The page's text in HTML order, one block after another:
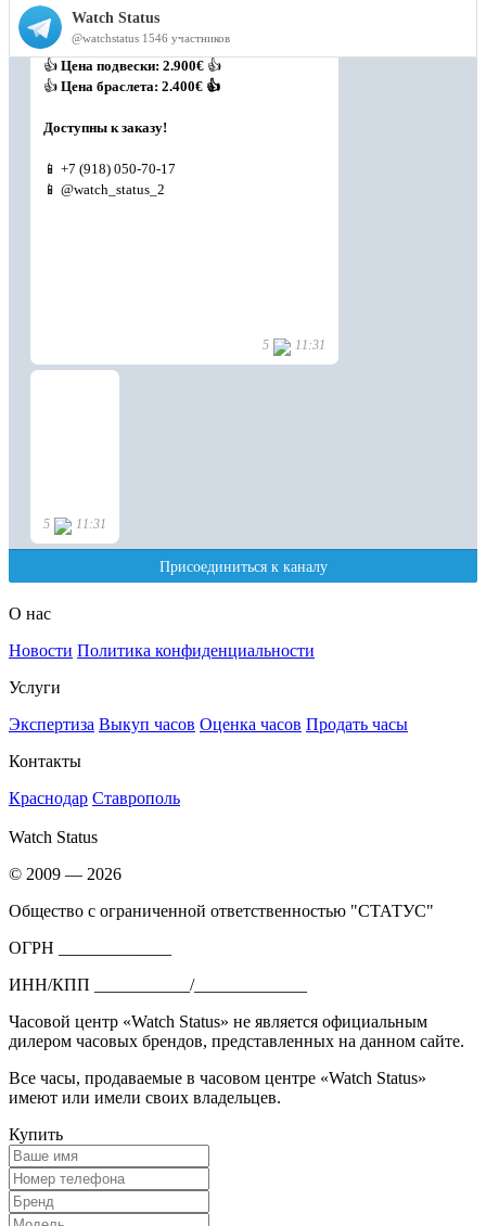
О нас
Новости Политика конфиденциальности
Услуги
Экспертиза Выкуп часов Оценка часов Продать часы
Контакты
Краснодар Ставрополь
Watch Status
© 2009 — 2026
Общество с ограниченной ответственностью "СТАТУС"
ОГРН _____________
ИНН/КПП ___________/_____________
Часовой центр «Watch Status» не является официальным
дилером часовых брендов, представленных на данном сайте.
Все часы, продаваемые в часовом центре «Watch Status»
имеют или имели своих владельцев.
Купить